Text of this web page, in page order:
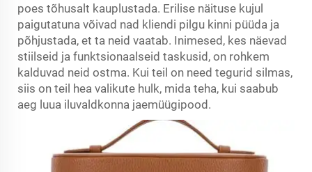
poes tõhusalt kauplustada. Erilise näituse kujul
paigutatuna võivad nad kliendi pilgu kinni püüda ja
põhjustada, et ta neid vaatab. Inimesed, kes näevad
stiilseid ja funktsionaalseid taskusid, on rohkem
kalduvad neid ostma. Kui teil on need tegurid silmas,
siis on teil hea valikute hulk, mida teha, kui saabub
aeg luua iluvaldkonna jaemüügipood.